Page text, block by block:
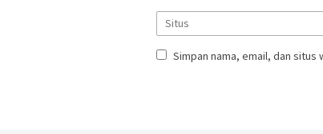
Simpan nama, email, dan